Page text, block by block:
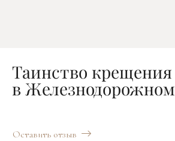
Таинство крещения
в Железнодорожном
Оставить отзыв